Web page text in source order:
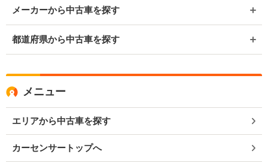
メーカーから中古車を探す
都道府県から中古車を探す
メニュー
エリアから中古車を探す
カーセンサートップへ